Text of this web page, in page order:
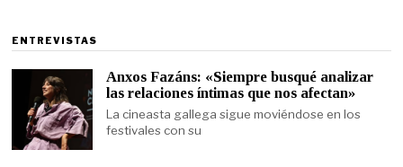
ENTREVISTAS
Anxos Fazáns: «Siempre busqué analizar
las relaciones íntimas que nos afectan»
La cineasta gallega sigue moviéndose en los
festivales con su